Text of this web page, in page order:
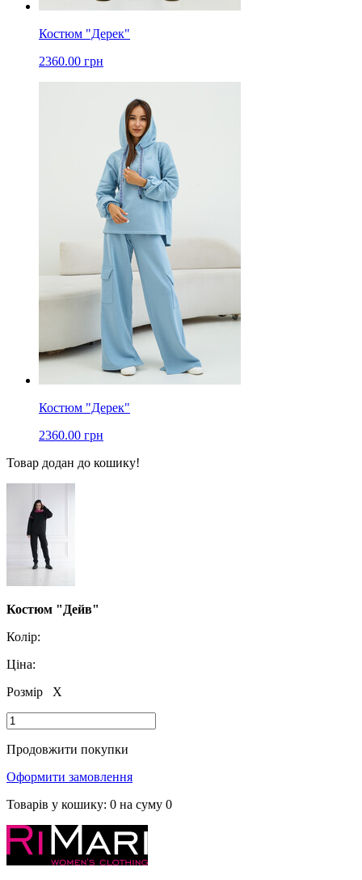
Костюм "Дерек"
2360.00 грн
Костюм "Дерек"
2360.00 грн
Товар додан до кошику!
Костюм "Дейв"
Колір:
Ціна:
Розмір
X
Продовжити покупки
Оформити замовлення
Товарів у кошику: 0 на суму 0